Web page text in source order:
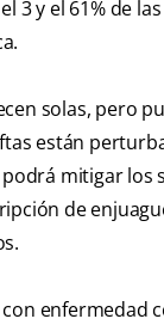
3 y el 61% de
solas, pero
están
mitigar los
de
enfermedad